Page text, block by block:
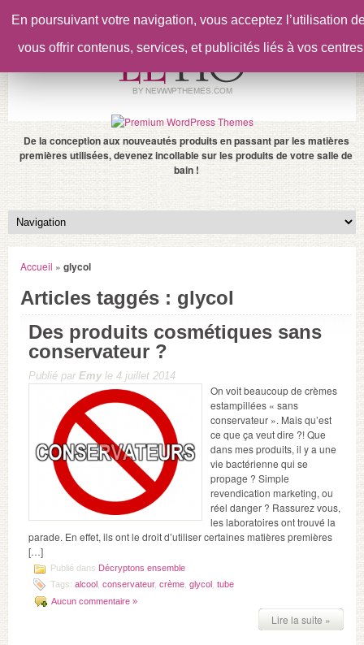
De la conception aux nouveautés produits en passant par les matières
premières utilisées, devenez incollable sur les produits de votre salle de
bain !
Accueil » glycol
Articles taggés : glycol
Des produits cosmétiques sans
conservateur ?
Publié par Emy le 4 juillet 2014
On voit beaucoup de crèmes
estampillées « sans
conservateur ». Mais qu’est
ce que ça veut dire ?! Que
dans mes produits, il y a une
vie bactérienne qui se
propage ? Simple
revendication marketing, ou
réel danger ? Rassurez vous,
les laboratoires ont trouvé la
parade. En effet, ils ont le droit d’utiliser certaines matières premières
[…]
Publié dans Décryptons ensemble
Tags: alcool conservateur, crème glycol
tube
Aucun commentaire »
Lire la suite »
En poursuivant votre navigation, vous acceptez l’utilisation
vous offrir contenus, services, et publicités liés à vos